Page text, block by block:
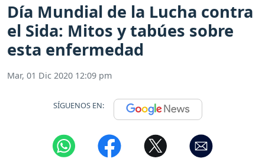
Día Mundial de la Lucha contra
el Sida: Mitos y tabúes sobre
esta enfermedad
Mar, 01 Dic 2020 12:09 pm
SÍGUENOS EN: